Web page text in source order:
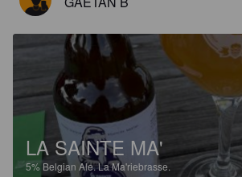
LA SAINTE MA'
5% Belgian Ale.La Ma'riebrasse.